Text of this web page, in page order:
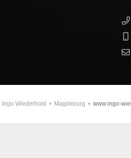
Ingo Wiederhold • Magdeburg • www.ingo-